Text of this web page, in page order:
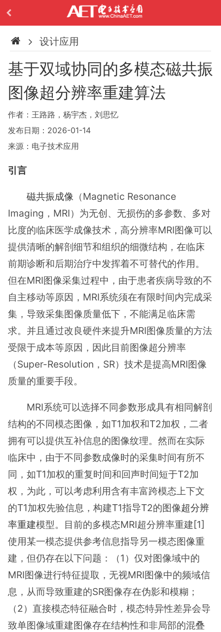
设计应用
基于双域协同的多模态磁共振
图像超分辨率重建算法
作者：王路路，杨宇杰，刘思忆
发布日期：2026-01-14
来源：电子技术应用
引言
磁共振成像 （Magnetic Resonance
Imaging，MRI）为无创、无损伤的多参数、多对
比度的临床医学成像技术，高分辨率MRI图像可以
提供清晰的解剖细节和组织的细微结构，在临床
前期诊断和后期治疗中发挥着不可替代的作用。
但在MRI图像采集过程中，由于患者疾病导致的不
自主移动等原因，MRI系统须在有限时间内完成采
集，导致采集图像质量低下，不能满足临床需
求。并且通过改良硬件来提升MRI图像质量的方法
受限于成本等原因，因此目前图像超分辨率
（Super-Resolution，SR）技术是提高MRI图像
质量的重要手段。
MRI系统可以选择不同参数形成具有相同解剖
结构的不同模态图像，如T1加权和T2加权，二者
拥有可以提供互补信息的图像纹理。然而在实际
临床中，由于不同参数成像时的采集时间有所不
同，如T1加权的重复时间和回声时间短于T2加
权，为此，可以考虑利用含有丰富跨模态上下文
的T1加权先验信息，构建T1指导T2的图像超分辨
率重建模型。目前的多模态MRI超分辨率重建[1]
使用某一模态提供参考信息指导另一模态图像重
建，但仍存在以下问题：（1）仅对图像域中的
MRI图像进行特征提取，无视MRI图像中的频域信
息，从而导致重建的SR图像存在伪影和模糊；
（2）直接模态特征融合时，模态特异性差异会导
致单图像域重建图像存在结构性和非局部的混叠